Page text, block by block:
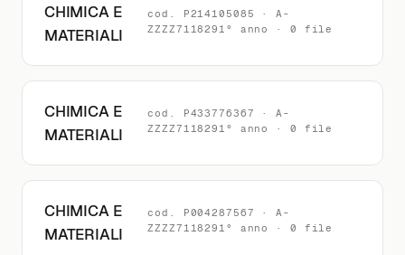
CHIMICA E
MATERIALI
cod. P214105085 · A-
ZZZZ7118291° anno · 0 file
CHIMICA E
MATERIALI
cod. P433776367 · A-
ZZZZ7118291° anno · 0 file
CHIMICA E
MATERIALI
cod. P004287567 · A-
ZZZZ7118291° anno · 0 file